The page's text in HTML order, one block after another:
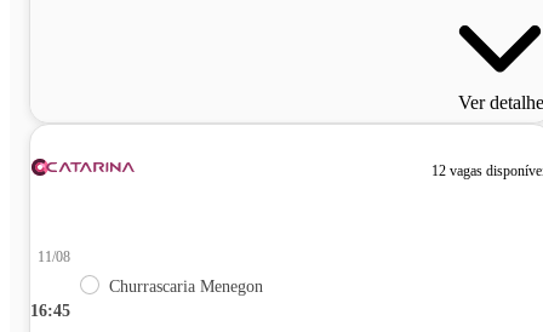
Ver
12 vagas
16:45
11/08
Churrascaria Menegon